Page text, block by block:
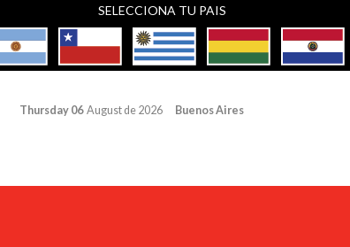
SELECCIONA TU PAIS
Thursday 06 August de 2026
Buenos Aires